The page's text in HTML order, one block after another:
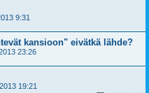
9:31
kansioon" eivätkä lähde?
23:26
19:21